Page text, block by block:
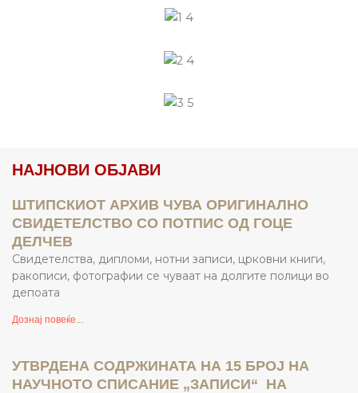
НАЈНОВИ ОБЈАВИ
ШТИПСКИОТ АРХИВ ЧУВА ОРИГИНАЛНО
СВИДЕТЕЛСТВО СО ПОТПИС ОД ГОЦЕ
ДЕЛЧЕВ
Свидетелства, дипломи, нотни записи, црковни книги,
ракописи, фотографии се чуваат на долгите полици во
депоата
Дознај повеќе...
УТВРДЕНА СОДРЖИНАТА НА 15 БРОЈ НА
НАУЧНОТО СПИСАНИЕ „ЗАПИСИ“ НА